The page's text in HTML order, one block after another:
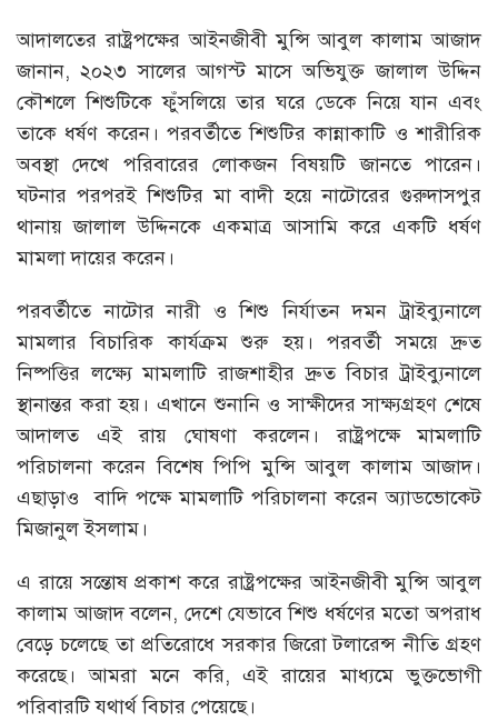
আদালতের রাষ্ট্রপক্ষের আইনজীবী মুন্সি আবুল কালাম আজাদ
জানান, ২০২৩ সালের আগস্ট মাসে অভিযুক্ত জালাল উদ্দিন
কৌশলে শিশুটিকে ফুঁসলিয়ে তার ঘরে ডেকে নিয়ে যান এবং
তাকে ধর্ষণ করেন। পরবর্তীতে শিশুটির কান্নাকাটি ও শারীরিক
অবস্থা দেখে পরিবারের লোকজন বিষয়টি জানতে পারেন।
ঘটনার পরপরই শিশুটির মা বাদী হয়ে নাটোরের গুরুদাসপুর
থানায় জালাল উদ্দিনকে একমাত্র আসামি করে একটি ধর্ষণ
মামলা দায়ের করেন।
পরবর্তীতে নাটোর নারী ও শিশু নির্যাতন দমন ট্রাইব্যুনালে
মামলার বিচারিক কার্যক্রম শুরু হয়। পরবর্তী সময়ে দ্রুত
নিষ্পত্তির লক্ষ্যে মামলাটি রাজশাহীর দ্রুত বিচার ট্রাইব্যুনালে
স্থানান্তর করা হয়। এখানে শুনানি ও সাক্ষীদের সাক্ষ্যগ্রহণ শেষে
আদালত এই রায় ঘোষণা করলেন। রাষ্ট্রপক্ষে মামলাটি
পরিচালনা করেন বিশেষ পিপি মুন্সি আবুল কালাম আজাদ।
এছাড়াও বাদি পক্ষে মামলাটি পরিচালনা করেন অ্যাডভোকেট
মিজানুল ইসলাম।
এ রায়ে সন্তোষ প্রকাশ করে রাষ্ট্রপক্ষের আইনজীবী মুন্সি আবুল
কালাম আজাদ বলেন, দেশে যেভাবে শিশু ধর্ষণের মতো অপরাধ
বেড়ে চলেছে তা প্রতিরোধে সরকার জিরো টলারেন্স নীতি গ্রহণ
করেছে। আমরা মনে করি, এই রায়ের মাধ্যমে ভুক্তভোগী
পরিবারটি যথার্থ বিচার পেয়েছে।